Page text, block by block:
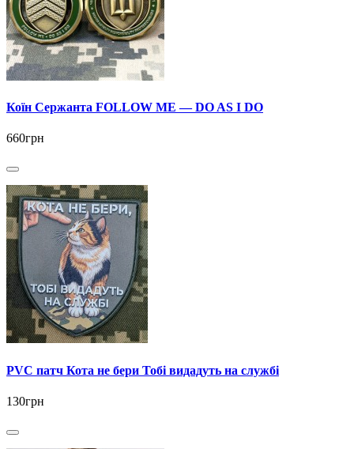
Коїн Сержанта FOLLOW ME — DO AS I DO
660грн
PVC патч Кота не бери Тобі видадуть на службі
130грн